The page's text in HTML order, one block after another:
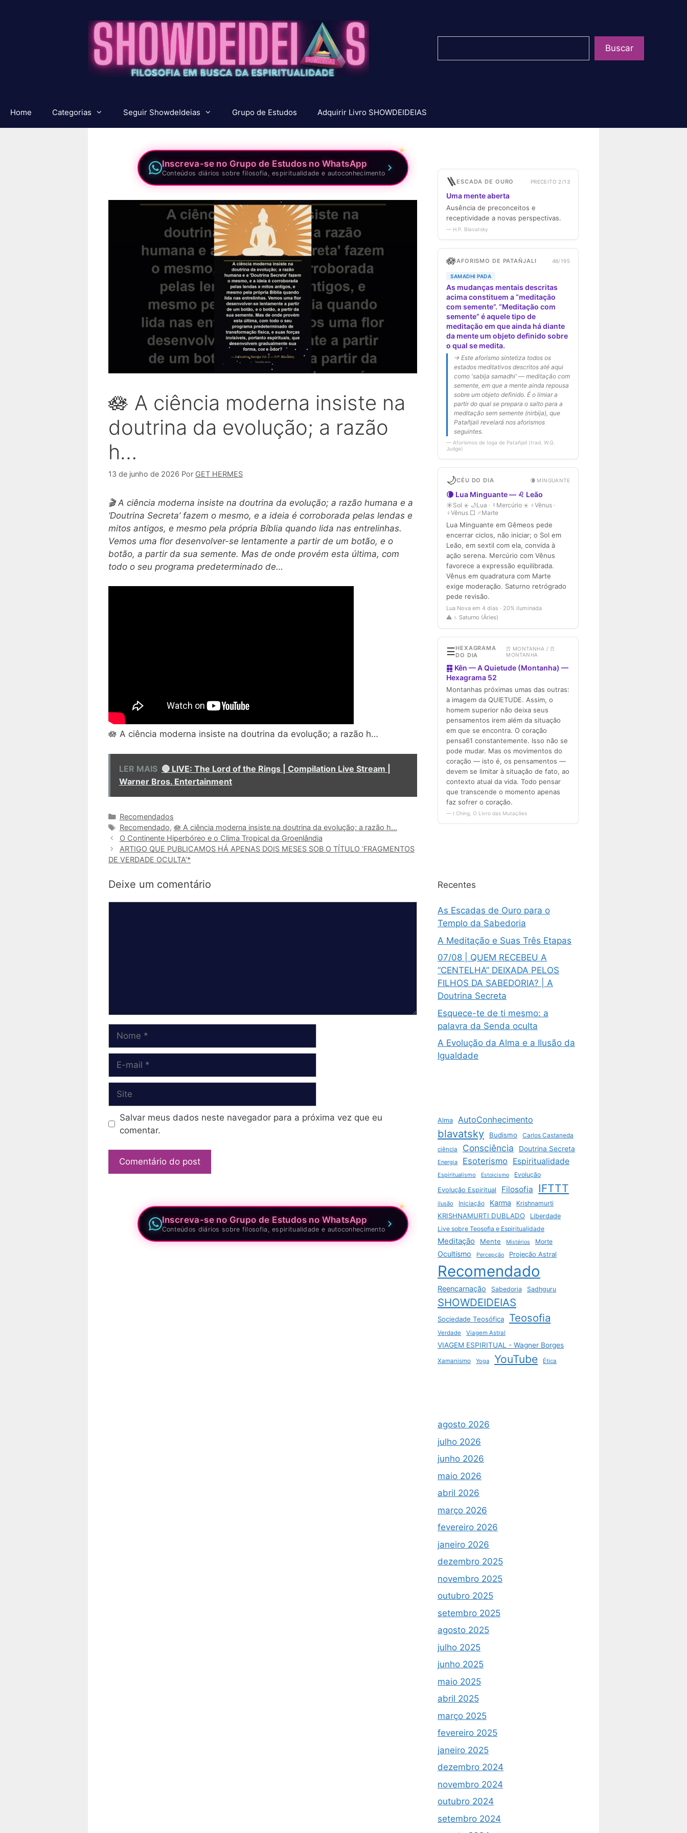
Buscar
Home Categorias Seguir ShowdeIdeias Grupo de Estudos Adquirir Livro SHOWDEIDEIAS
Inscreva-se no Grupo de Estudos no WhatsApp
Conteúdos diários sobre filosofia, espiritualidade e autoconhecimento
🪷 A ciência moderna insiste na
doutrina da evolução; a razão
h…
13 de junho de 2026 Por GET HERMES
🎬 A ciência moderna insiste na doutrina da evolução; a razão humana e a
‘Doutrina Secreta’ fazem o mesmo, e a ideia é corroborada pelas lendas e
mitos antigos, e mesmo pela própria Bíblia quando lida nas entrelinhas.
Vemos uma flor desenvolver-se lentamente a partir de um botão, e o
botão, a partir da sua semente. Mas de onde provém esta última, com
todo o seu programa predeterminado de…
🪷 A ciência moderna insiste na doutrina da evolução; a razão h…
LER MAIS 🔴 LIVE: The Lord of the Rings | Compilation Live Stream |
Warner Bros. Entertainment
Categorias
Recomendados
Tags
Recomendado, 🪷 A ciência moderna insiste na doutrina da evolução; a razão h...
O Continente Hiperbóreo e o Clima Tropical da Groenlândia
ARTIGO QUE PUBLICAMOS HÁ APENAS DOIS MESES SOB O TÍTULO ‘FRAGMENTOS
DE VERDADE OCULTA’*
Deixe um comentário
mail
Salvar meus dados neste navegador para a próxima vez que eu
comentar.
Inscreva-se no Grupo de Estudos no WhatsApp
Conteúdos diários sobre filosofia, espiritualidade e autoconhecimento
Recentes
As Escadas de Ouro para o
Templo da Sabedoria
A Meditação e Suas Três Etapas
07/08 | QUEM RECEBEU A
“CENTELHA” DEIXADA PELOS
FILHOS DA SABEDORIA? | A
Doutrina Secreta
Esquece-te de ti mesmo: a
palavra da Senda oculta
A Evolução da Alma e a Ilusão da
Igualdade
Alma AutoConhecimento
blavatsky Budismo
Carlos Castaneda
ciência
Consciência Doutrina Secreta
Energia Esoterismo Espiritualidade
Espiritualismo Estoicismo
Evolução
Evolução Espiritual
Filosofia IFTTT
ilusão Iniciação Karma Krishnamurti
KRISHNAMURTI DUBLADO
Liberdade
Live sobre Teosofia e Espiritualidade
Meditação Mente Mistérios Morte
Ocultismo Percepção Projeção Astral
Recomendado
Reencarnação Sabedoria Sadhguru
SHOWDEIDEIAS
Sociedade Teosófica Teosofia
Verdade Viagem Astral
VIAGEM ESPIRITUAL - Wagner Borges
Xamanismo Yoga YouTube Ética
agosto 2026
julho 2026
junho 2026
maio 2026
abril 2026
março 2026
fevereiro 2026
janeiro 2026
dezembro 2025
novembro 2025
outubro 2025
setembro 2025
agosto 2025
julho 2025
junho 2025
maio 2025
abril 2025
março 2025
fevereiro 2025
janeiro 2025
dezembro 2024
novembro 2024
outubro 2024
setembro 2024